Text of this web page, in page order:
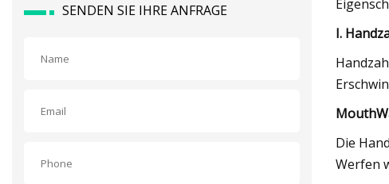
SENDEN SIE IHRE ANFRAGE
I.
Die
Werfen